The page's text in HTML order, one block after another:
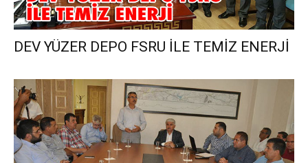
DEV YÜZER DEPO FSRU İLE TEMİZ ENERJİ